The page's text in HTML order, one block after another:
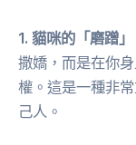
1. 貓咪的「磨蹭」
撒嬌，而是在你
權。這是一種非
己人。